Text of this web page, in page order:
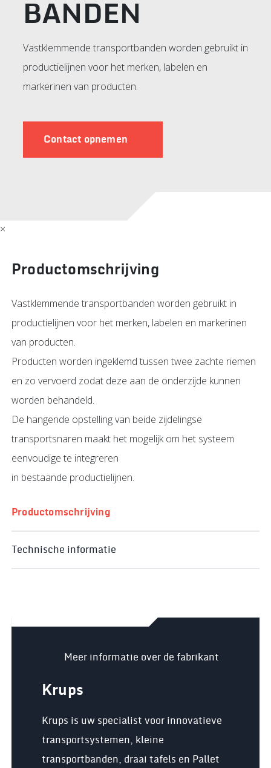
BANDEN
Vastklemmende transportbanden worden gebruikt in
productielijnen voor het merken, labelen en
markerinen van producten.
Contact opnemen
×
Productomschrijving
Technische informatie
Meer informatie over de fabrikant
Krups
Krups is uw specialist voor innovatieve
transportsystemen, kleine
transportbanden, draai tafels en Pallet
Productomschrijving
Vastklemmende transportbanden worden gebruikt in
productielijnen voor het merken, labelen en markerinen
van producten.
Producten worden ingeklemd tussen twee zachte riemen
en zo vervoerd zodat deze aan de onderzijde kunnen
worden behandeld.
De hangende opstelling van beide zijdelingse
transportsnaren maakt het mogelijk om het systeem
eenvoudige te integreren
in bestaande productielijnen.